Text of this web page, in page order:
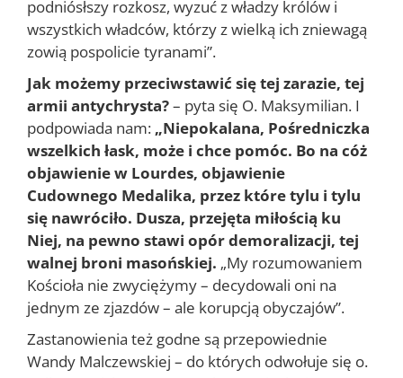
podniósłszy rozkosz, wyzuć z władzy królów i
wszystkich władców, którzy z wielką ich zniewagą
zowią pospolicie tyranami”.
Jak możemy przeciwstawić się tej zarazie, tej
armii antychrysta?– pyta się O. Maksymilian. I
podpowiada nam: „Niepokalana, Pośredniczka
wszelkich łask, może i chce pomóc. Bo na cóż
objawienie w Lourdes, objawienie
Cudownego Medalika, przez które tylu i tylu
się nawróciło. Dusza, przejęta miłością ku
Niej, na pewno stawi opór demoralizacji, tej
walnej broni masońskiej. „My rozumowaniem
Kościoła nie zwyciężymy – decydowali oni na
jednym ze zjazdów – ale korupcją obyczajów”.
Zastanowienia też godne są przepowiednie
Wandy Malczewskiej – do których odwołuje się o.